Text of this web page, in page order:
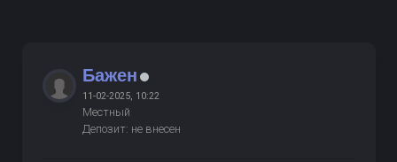
Бажен
11-02-2025, 10:22
Местный
Депозит: не внесен